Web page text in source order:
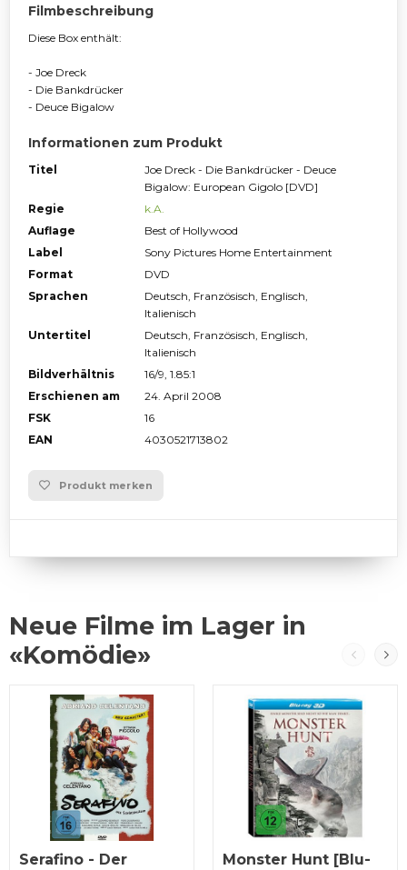
Filmbeschreibung
Diese Box enthält:
- Joe Dreck
- Die Bankdrücker
- Deuce Bigalow
Informationen zum Produkt
Titel
Joe Dreck - Die Bankdrücker - Deuce
Bigalow: European Gigolo [DVD]
Regie
k.A.
Auflage
Best of Hollywood
Label
Sony Pictures Home Entertainment
Format
DVD
Sprachen
Deutsch, Französisch, Englisch,
Italienisch
Untertitel
Deutsch, Französisch, Englisch,
Italienisch
Bildverhältnis
16/9, 1.85:1
Erschienen am
24. April 2008
FSK
16
EAN
4030521713802
Produkt merken
Neue Filme im Lager in
«Komödie»
Serafino - Der
Monster Hunt [Blu-